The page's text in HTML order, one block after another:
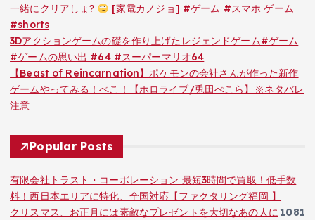
一緒にクリアしょ?
[家電カノジョ] #ゲーム #スマホ ゲーム
#shorts
3Dアクションゲームの礎を作り上げたレジェンドゲーム#ゲーム
#ゲームの思い出 #64 #スーパーマリオ64
【Beast of Reincarnation】ポケモンの会社さんが作った新作
ゲームやってみる！ぺこ！【ホロライブ/兎田ぺこら】※ネタバレ
注意
Popular Posts
有限会社トラスト・コーポレーション 最短3時間で買取！低手数
料！西日本エリアに特化、全国対応【ファクタリング福岡 】
1081
クリスマス、お正月には素敵なプレゼントを大切なあの人に